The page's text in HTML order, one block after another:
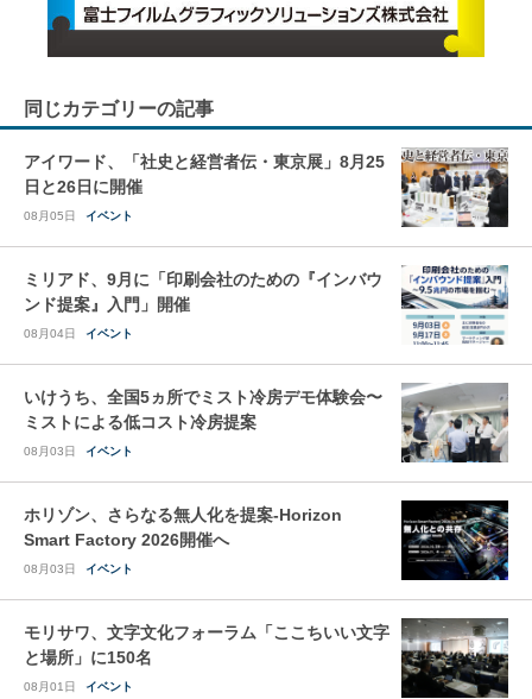
同じカテゴリーの記事
アイワード、「社史と経営者伝・東京展」8月25
日と26日に開催
08月05日 イベント
ミリアド、9月に「印刷会社のための『インバウ
ンド提案』入門」開催
08月04日 イベント
いけうち、全国5ヵ所でミスト冷房デモ体験会〜
ミストによる低コスト冷房提案
08月03日 イベント
ホリゾン、さらなる無人化を提案-Horizon
Smart Factory 2026開催へ
08月03日 イベント
モリサワ、文字文化フォーラム「ここちいい文字
と場所」に150名
08月01日 イベント